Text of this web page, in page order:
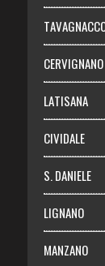
Chi siamo
Abbonati
Login
CERVIGNANO
LATISANA
CIVIDALE
S. DANIELE
LIGNANO
MANZANO